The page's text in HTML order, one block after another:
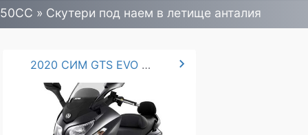
» Скутери под наем в летище анталия
2020 СИМ GTS EVO 250i chevron_right